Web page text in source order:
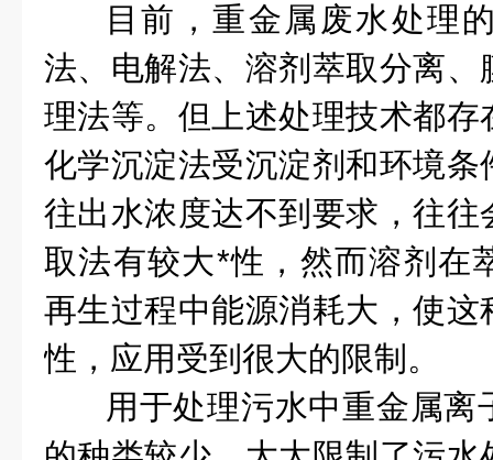
目前，重金属废水处理
法、电解法、溶剂萃取分离
理法等。但上述处理技术都
化学沉淀法受沉淀剂和环境
往出水浓度达不到要求，往
取法有较大*性，然而溶剂在
再生过程中能源消耗大，使
性，应用受到很大的限制。
用于处理污水中重金属离